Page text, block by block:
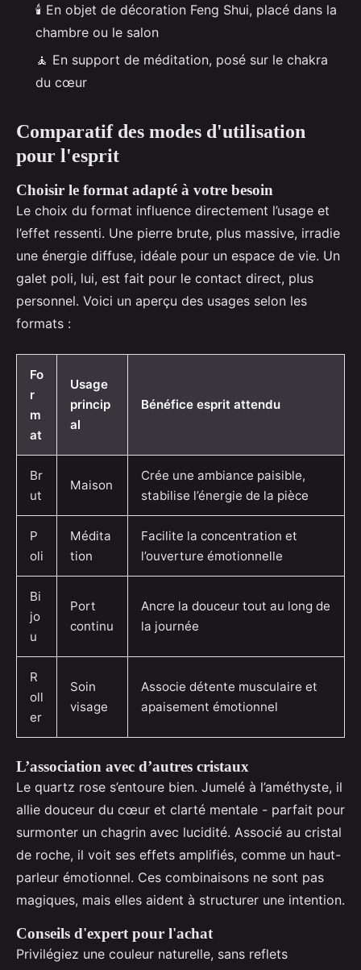
🕯️ En objet de décoration Feng Shui, placé dans la
chambre ou le salon
🧘 En support de méditation, posé sur le chakra
du cœur
Comparatif des modes d'utilisation
pour l'esprit
Choisir le format adapté à votre besoin
Le choix du format influence directement l’usage et
l’effet ressenti. Une pierre brute, plus massive, irradie
une énergie diffuse, idéale pour un espace de vie. Un
galet poli, lui, est fait pour le contact direct, plus
personnel. Voici un aperçu des usages selon les
formats :
Fo
r
m
at
Usage
princip
al
Bénéfice esprit attendu
Br
ut
Maison
Crée une ambiance paisible,
stabilise l’énergie de la pièce
P
oli
Médita
tion
Facilite la concentration et
l’ouverture émotionnelle
Bi
jo
u
Port
continu
Ancre la douceur tout au long de
la journée
R
oll
er
Soin
visage
Associe détente musculaire et
apaisement émotionnel
L’association avec d’autres cristaux
Le quartz rose s’entoure bien. Jumelé à l’améthyste, il
allie douceur du cœur et clarté mentale - parfait pour
surmonter un chagrin avec lucidité. Associé au cristal
de roche, il voit ses effets amplifiés, comme un haut-
parleur émotionnel. Ces combinaisons ne sont pas
magiques, mais elles aident à structurer une intention.
Conseils d'expert pour l'achat
Privilégiez une couleur naturelle, sans reflets